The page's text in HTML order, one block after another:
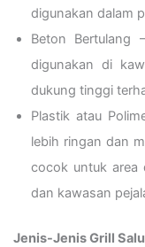
digunakan dalam
Beton Bertulang
digunakan di
dukung tinggi
Plastik atau
lebih ringan dan
cocok untuk area
dan kawasan
Jenis-Jenis Grill